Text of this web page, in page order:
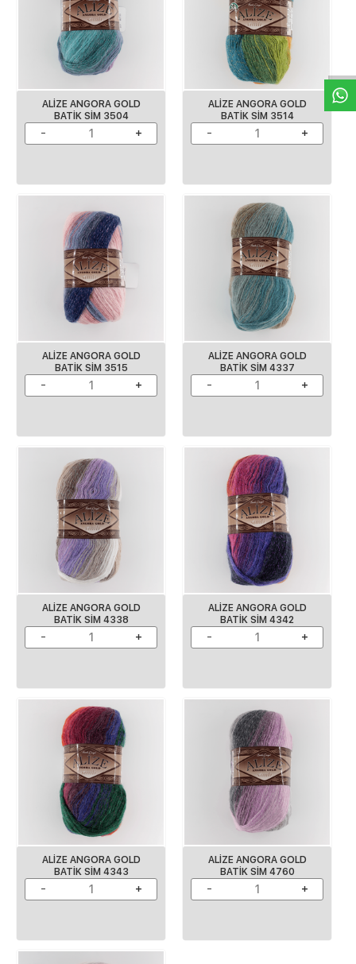
ALİZE ANGORA GOLD
BATİK SİM 3504
ALİZE ANGORA GOLD
BATİK SİM 3514
ALİZE ANGORA GOLD
BATİK SİM 3515
ALİZE ANGORA GOLD
BATİK SİM 4337
ALİZE ANGORA GOLD
BATİK SİM 4338
ALİZE ANGORA GOLD
BATİK SİM 4342
ALİZE ANGORA GOLD
BATİK SİM 4343
ALİZE ANGORA GOLD
BATİK SİM 4760